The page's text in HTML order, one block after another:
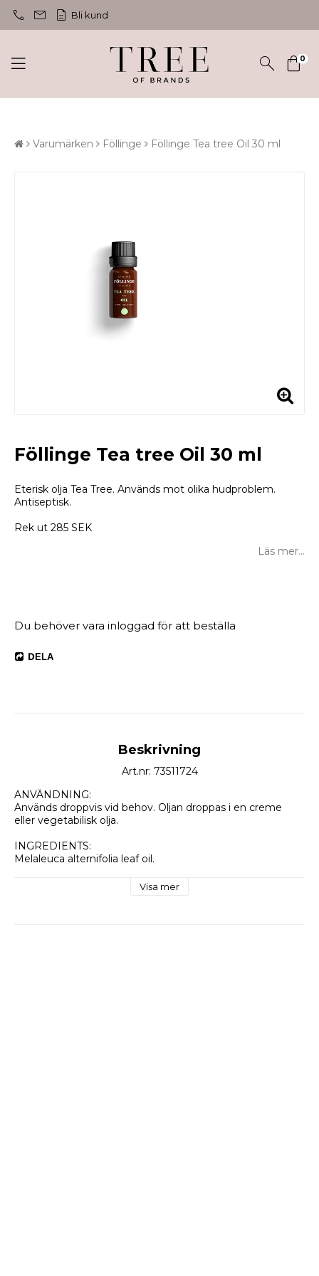
call mail description Bli kund
0
Varumärken Föllinge Föllinge Tea tree Oil 30 ml
Föllinge Tea tree Oil 30 ml
Eterisk olja Tea Tree. Används mot olika hudproblem.
Antiseptisk.
Rek ut 285 SEK
Läs mer...
DELA
Beskrivning
Art.nr: 73511724
ANVÄNDNING:
Används droppvis vid behov. Oljan droppas i en creme
eller vegetabilisk olja.
INGREDIENTS:
Melaleuca alternifolia leaf oil.
Visa mer